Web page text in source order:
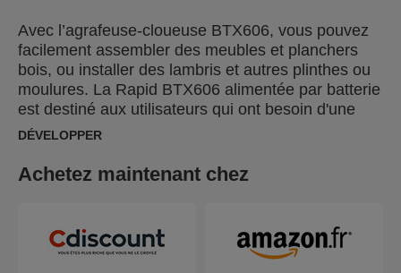
Avec l’agrafeuse-cloueuse BTX606, vous pouvez
facilement assembler des meubles et planchers
bois, ou installer des lambris et autres plinthes ou
moulures. La Rapid BTX606 alimentée par batterie
est destiné aux utilisateurs qui ont besoin d'une
agrafeuse-cloueuse puissante pour la pose
que les panneaux de masonite, contreplaqué et les
avec des clous de finition Rapid no. 8, 15–30 mm,
pour les travaux où les clous à tête plate sont plus
DÉVELOPPER
Achetez maintenant chez